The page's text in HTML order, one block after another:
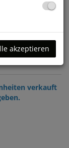
verkauft
akzeptieren